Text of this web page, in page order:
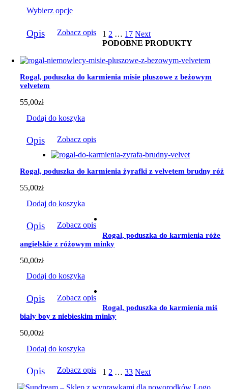
do
184,00zł
Wybierz opcje
produkt
wariantów.
można
wybrać
na
stronie
produktu
Opis Zobacz opis 1 2 … 17 Next
PODOBNE PRODUKTY
Rogal, poduszka do karmienia misie pluszowe z beżowym
velvetem
55,00zł
Dodaj do koszyka
Opis Zobacz opis
Rogal, poduszka do karmienia żyrafki z velvetem brudny róż
55,00zł
Dodaj do koszyka
Opis Zobacz opis
Rogal, poduszka do karmienia róże
angielskie z różowym minky
50,00zł
Dodaj do koszyka
Opis Zobacz opis
Rogal, poduszka do karmienia miś
biały boy z niebieskim minky
50,00zł
Dodaj do koszyka
Opis Zobacz opis 1 2 … 33 Next